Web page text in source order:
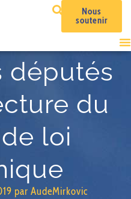
Nous
soutenir
députés
du
loi
par AudeMirkovic